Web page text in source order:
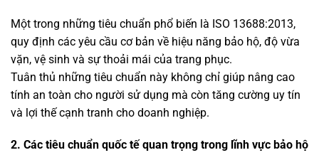
Một trong những tiêu chuẩn phổ biến là ISO 13688:2013,
quy định các yêu cầu cơ bản về hiệu năng bảo hộ, độ vừa
vặn, vệ sinh và sự thoải mái của trang phục.
Tuân thủ những tiêu chuẩn này không chỉ giúp nâng cao
tính an toàn cho người sử dụng mà còn tăng cường uy tín
và lợi thế cạnh tranh cho doanh nghiệp.
2. Các tiêu chuẩn quốc tế quan trọng trong lĩnh vực bảo hộ